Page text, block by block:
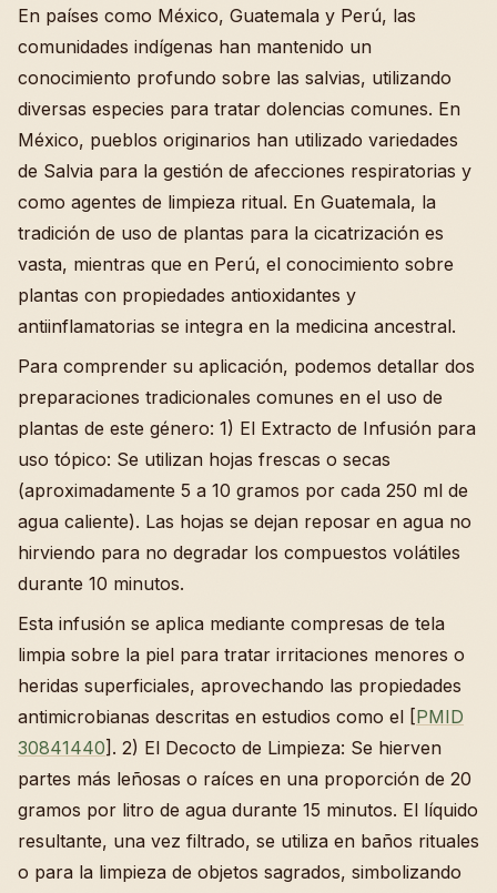
En países como México, Guatemala y Perú, las
comunidades indígenas han mantenido un
conocimiento profundo sobre las salvias, utilizando
diversas especies para tratar dolencias comunes. En
México, pueblos originarios han utilizado variedades
de Salvia para la gestión de afecciones respiratorias y
como agentes de limpieza ritual. En Guatemala, la
tradición de uso de plantas para la cicatrización es
vasta, mientras que en Perú, el conocimiento sobre
plantas con propiedades antioxidantes y
antiinflamatorias se integra en la medicina ancestral.
Para comprender su aplicación, podemos detallar dos
preparaciones tradicionales comunes en el uso de
plantas de este género: 1) El Extracto de Infusión para
uso tópico: Se utilizan hojas frescas o secas
(aproximadamente 5 a 10 gramos por cada 250 ml de
agua caliente). Las hojas se dejan reposar en agua no
hirviendo para no degradar los compuestos volátiles
durante 10 minutos.
Esta infusión se aplica mediante compresas de tela
limpia sobre la piel para tratar irritaciones menores o
heridas superficiales, aprovechando las propiedades
antimicrobianas descritas en estudios como el [PMID
30841440]. 2) El Decocto de Limpieza: Se hierven
partes más leñosas o raíces en una proporción de 20
gramos por litro de agua durante 15 minutos. El líquido
resultante, una vez filtrado, se utiliza en baños rituales
o para la limpieza de objetos sagrados, simbolizando